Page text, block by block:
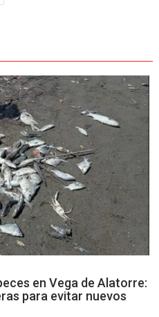
en Vega de Alatorre:
para evitar nuevos